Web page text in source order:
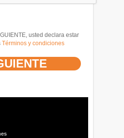
usted declara estar
Términos y condiciones